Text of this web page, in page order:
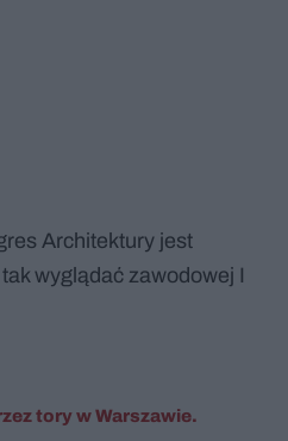
Architektury jest
wyglądać zawodowej I
tory w Warszawie.